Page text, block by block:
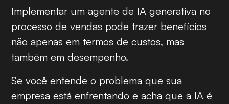
Implementar um agente de IA generativa no
processo de vendas pode trazer benefícios
não apenas em termos de custos, mas
também em desempenho.
Se você entende o problema que sua
empresa está enfrentando e acha que a IA é